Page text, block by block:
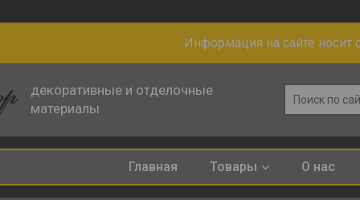
Информация на сайте носит
декоративные и отделочные
материалы
Главная Товары О нас